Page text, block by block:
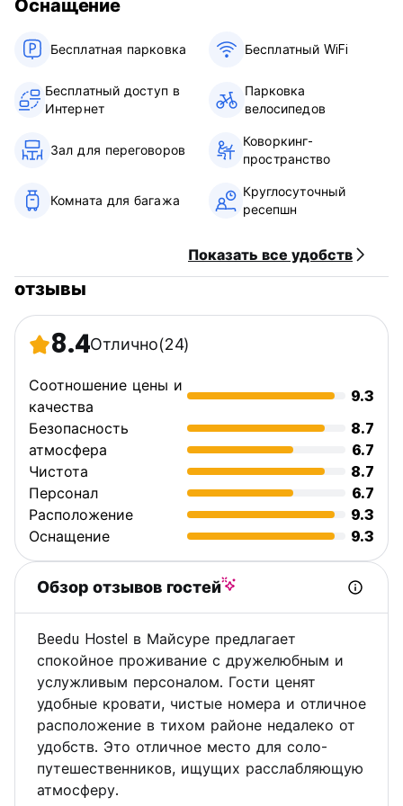
Оснащение
Бесплатная парковка Бесплатный WiFi
Бесплатный доступ в
Интернет
Парковка
велосипедов
Зал для переговоров
Коворкинг-
пространство
Комната для багажа
Круглосуточный
ресепшн
Показать все удобств
отзывы
8.4Отлично(24)
Соотношение цены и
качества
9.3
Безопасность
8.7
атмосфера
6.7
Чистота
8.7
Персонал
6.7
Расположение
9.3
Оснащение
9.3
Обзор отзывов гостей
Beedu Hostel в Майсуре предлагает
спокойное проживание с дружелюбным и
услужливым персоналом. Гости ценят
удобные кровати, чистые номера и отличное
расположение в тихом районе недалеко от
удобств. Это отличное место для соло-
путешественников, ищущих расслабляющую
атмосферу.